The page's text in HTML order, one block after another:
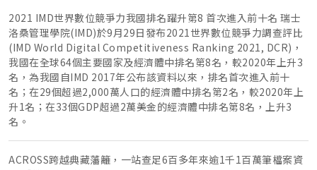
2021 IMD世界數位競爭力我國排名躍升第8 首次進入前十名 瑞士
洛桑管理學院(IMD)於9月29日發布2021世界數位競爭力調查評比
(IMD World Digital Competitiveness Ranking 2021, DCR)，
我國在全球64個主要國家及經濟體中排名第8名，較2020年上升3
名，為我國自IMD 2017年公布該資料以來，排名首次進入前十
名；在29個超過2,000萬人口的經濟體中排名第2名，較2020年上
升1名；在33個GDP超過2萬美金的經濟體中排名第8名，上升3
名。
ACROSS跨越典藏藩籬，一站查足6百多年來逾1千1百萬筆檔案資